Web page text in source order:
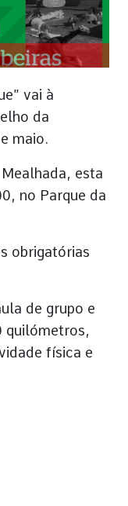
vai à
da
maio.
esta
no Parque da
obrigatórias
de grupo e
quilómetros,
física e